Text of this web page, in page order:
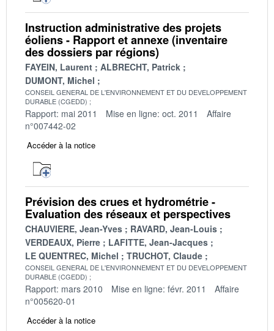
Instruction administrative des projets
éoliens - Rapport et annexe (inventaire
des dossiers par régions)
FAYEIN, Laurent
ALBRECHT, Patrick
DUMONT, Michel
CONSEIL GENERAL DE L'ENVIRONNEMENT ET DU DEVELOPPEMENT
DURABLE (CGEDD)
Rapport: mai 2011 Mise en ligne: oct. 2011
Affaire
n°007442-02
Accéder à la notice
Prévision des crues et hydrométrie -
Evaluation des réseaux et perspectives
CHAUVIERE, Jean-Yves
RAVARD, Jean-Louis
VERDEAUX, Pierre
LAFITTE, Jean-Jacques
LE QUENTREC, Michel
TRUCHOT, Claude
CONSEIL GENERAL DE L'ENVIRONNEMENT ET DU DEVELOPPEMENT
DURABLE (CGEDD)
Rapport: mars 2010 Mise en ligne: févr. 2011
Affaire
n°005620-01
Accéder à la notice